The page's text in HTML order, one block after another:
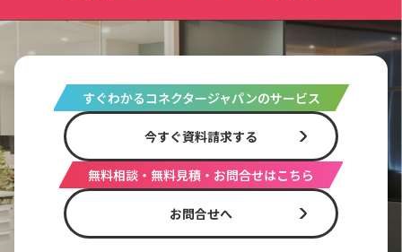
すぐわかるコネクタージャパンのサービス
今すぐ資料請求する
無料相談・無料見積・お問合せはこちら
お問合せへ